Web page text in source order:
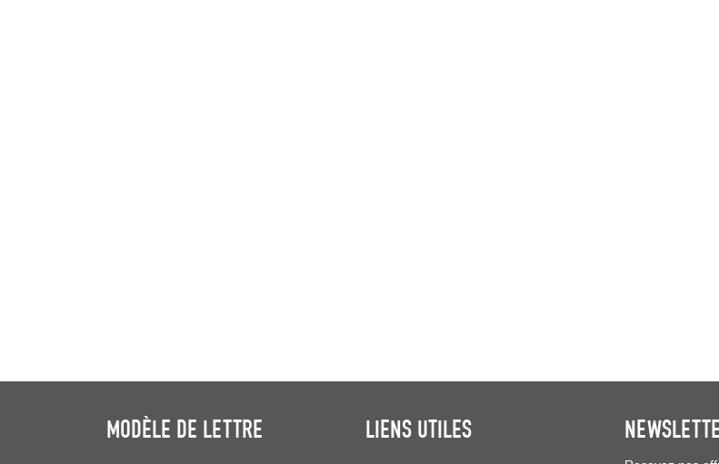
MODÈLE DE LETTRE LIENS UTILES